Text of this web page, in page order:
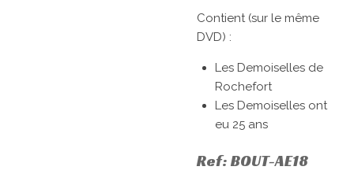
Contient (sur le même
DVD) :
Les Demoiselles de
Rochefort
Les Demoiselles ont
eu 25 ans
Ref: BOUT-AE18